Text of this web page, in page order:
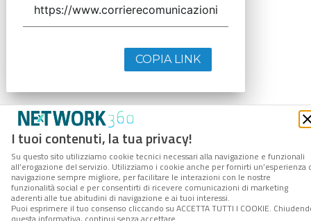
I tuoi contenuti, la tua privacy!
Su questo sito utilizziamo cookie tecnici necessari alla navigazione e funzionali
all’erogazione del servizio. Utilizziamo i cookie anche per fornirti un’esperienza
navigazione sempre migliore, per facilitare le interazioni con le nostre
funzionalità social e per consentirti di ricevere comunicazioni di marketing
aderenti alle tue abitudini di navigazione e ai tuoi interessi.
Puoi esprimere il tuo consenso cliccando su ACCETTA TUTTI I COOKIE.
COPIA LINK